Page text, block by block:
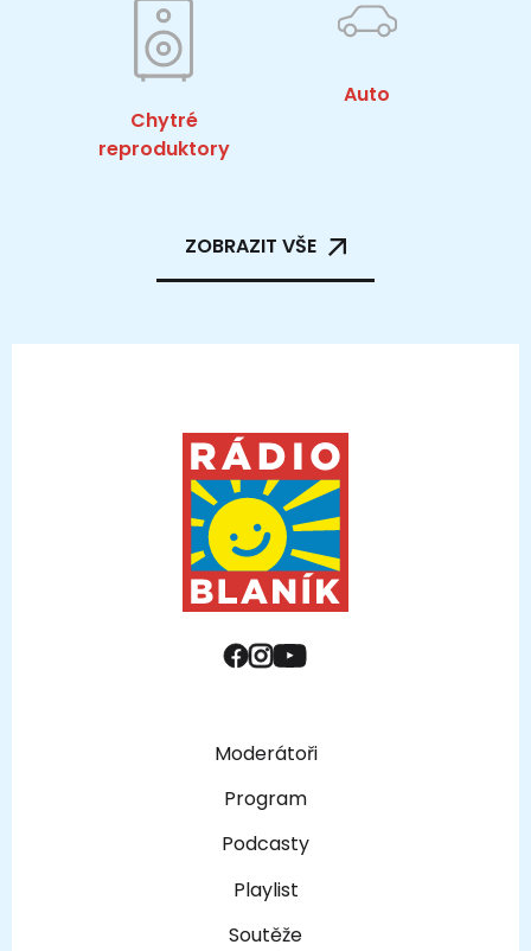
Chytré
reproduktory
Auto
ZOBRAZIT VŠE
Moderátoři
Program
Podcasty
Playlist
Soutěže